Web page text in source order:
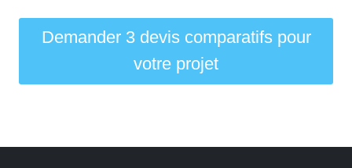
Demander 3 devis comparatifs pour
votre projet